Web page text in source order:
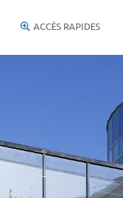
ACCÈS RAPIDES